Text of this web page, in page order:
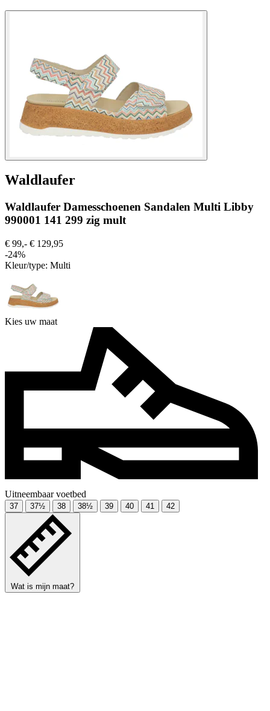
Waldlaufer
Waldlaufer Damesschoenen Sandalen Multi Libby
990001 141 299 zig mult
€ 99,- € 129,95
-24%
Kleur/type: Multi
Kies uw maat
Uitneembaar voetbed
37 37½ 38 38½ 39 40 41 42
Wat is mijn maat?